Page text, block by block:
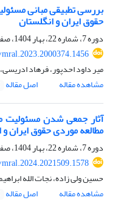
بررسی تطبیقی مبانی
حقوق ایران و انگلستان
دوره 7، شماره 22، بهار 1404، صفحه
میر داود احدپور، فرهاد
مشاهده مقاله
اصل مقاله
آثار جمعی شدن مسئولیت
مطالعه موردی حقوق ایران و
دوره 7، شماره 22، بهار 1404، صفحه
حسین ولی زاده، نجات الله
مشاهده مقاله
اصل مقاله